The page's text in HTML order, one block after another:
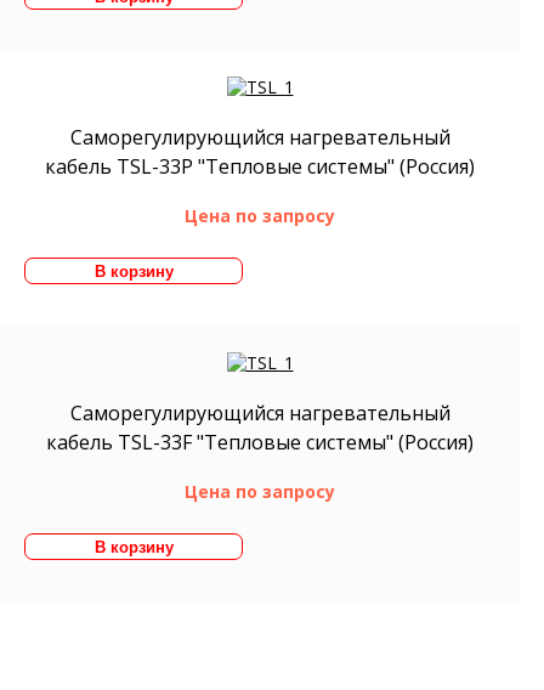
Саморегулирующийся нагревательный
кабель TSL-33P "Тепловые системы" (Россия)
Цена по запросу
Саморегулирующийся нагревательный
кабель TSL-33F "Тепловые системы" (Россия)
Цена по запросу